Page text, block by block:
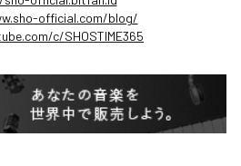
official.com/blog/
c/SHOSTIME365